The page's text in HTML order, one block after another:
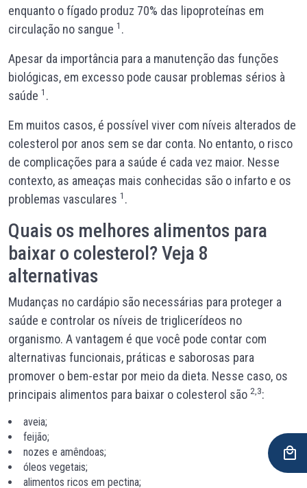
enquanto o fígado produz 70% das lipoproteínas em
circulação no sangue 1 .
Apesar da importância para a manutenção das funções
biológicas, em excesso pode causar problemas sérios à
saúde 1 .
Em muitos casos, é possível viver com níveis alterados de
colesterol por anos sem se dar conta. No entanto, o risco
de complicações para a saúde é cada vez maior. Nesse
contexto, as ameaças mais conhecidas são o infarto e os
problemas vasculares 1 .
Quais os melhores alimentos para
baixar o colesterol? Veja 8
alternativas
Mudanças no cardápio são necessárias para proteger a
saúde e controlar os níveis de triglicerídeos no
organismo. A vantagem é que você pode contar com
alternativas funcionais, práticas e saborosas para
promover o bem-estar por meio da dieta. Nesse caso, os
principais alimentos para baixar o colesterol são 2,3:
aveia;
feijão;
nozes e amêndoas;
óleos vegetais;
alimentos ricos em pectina;